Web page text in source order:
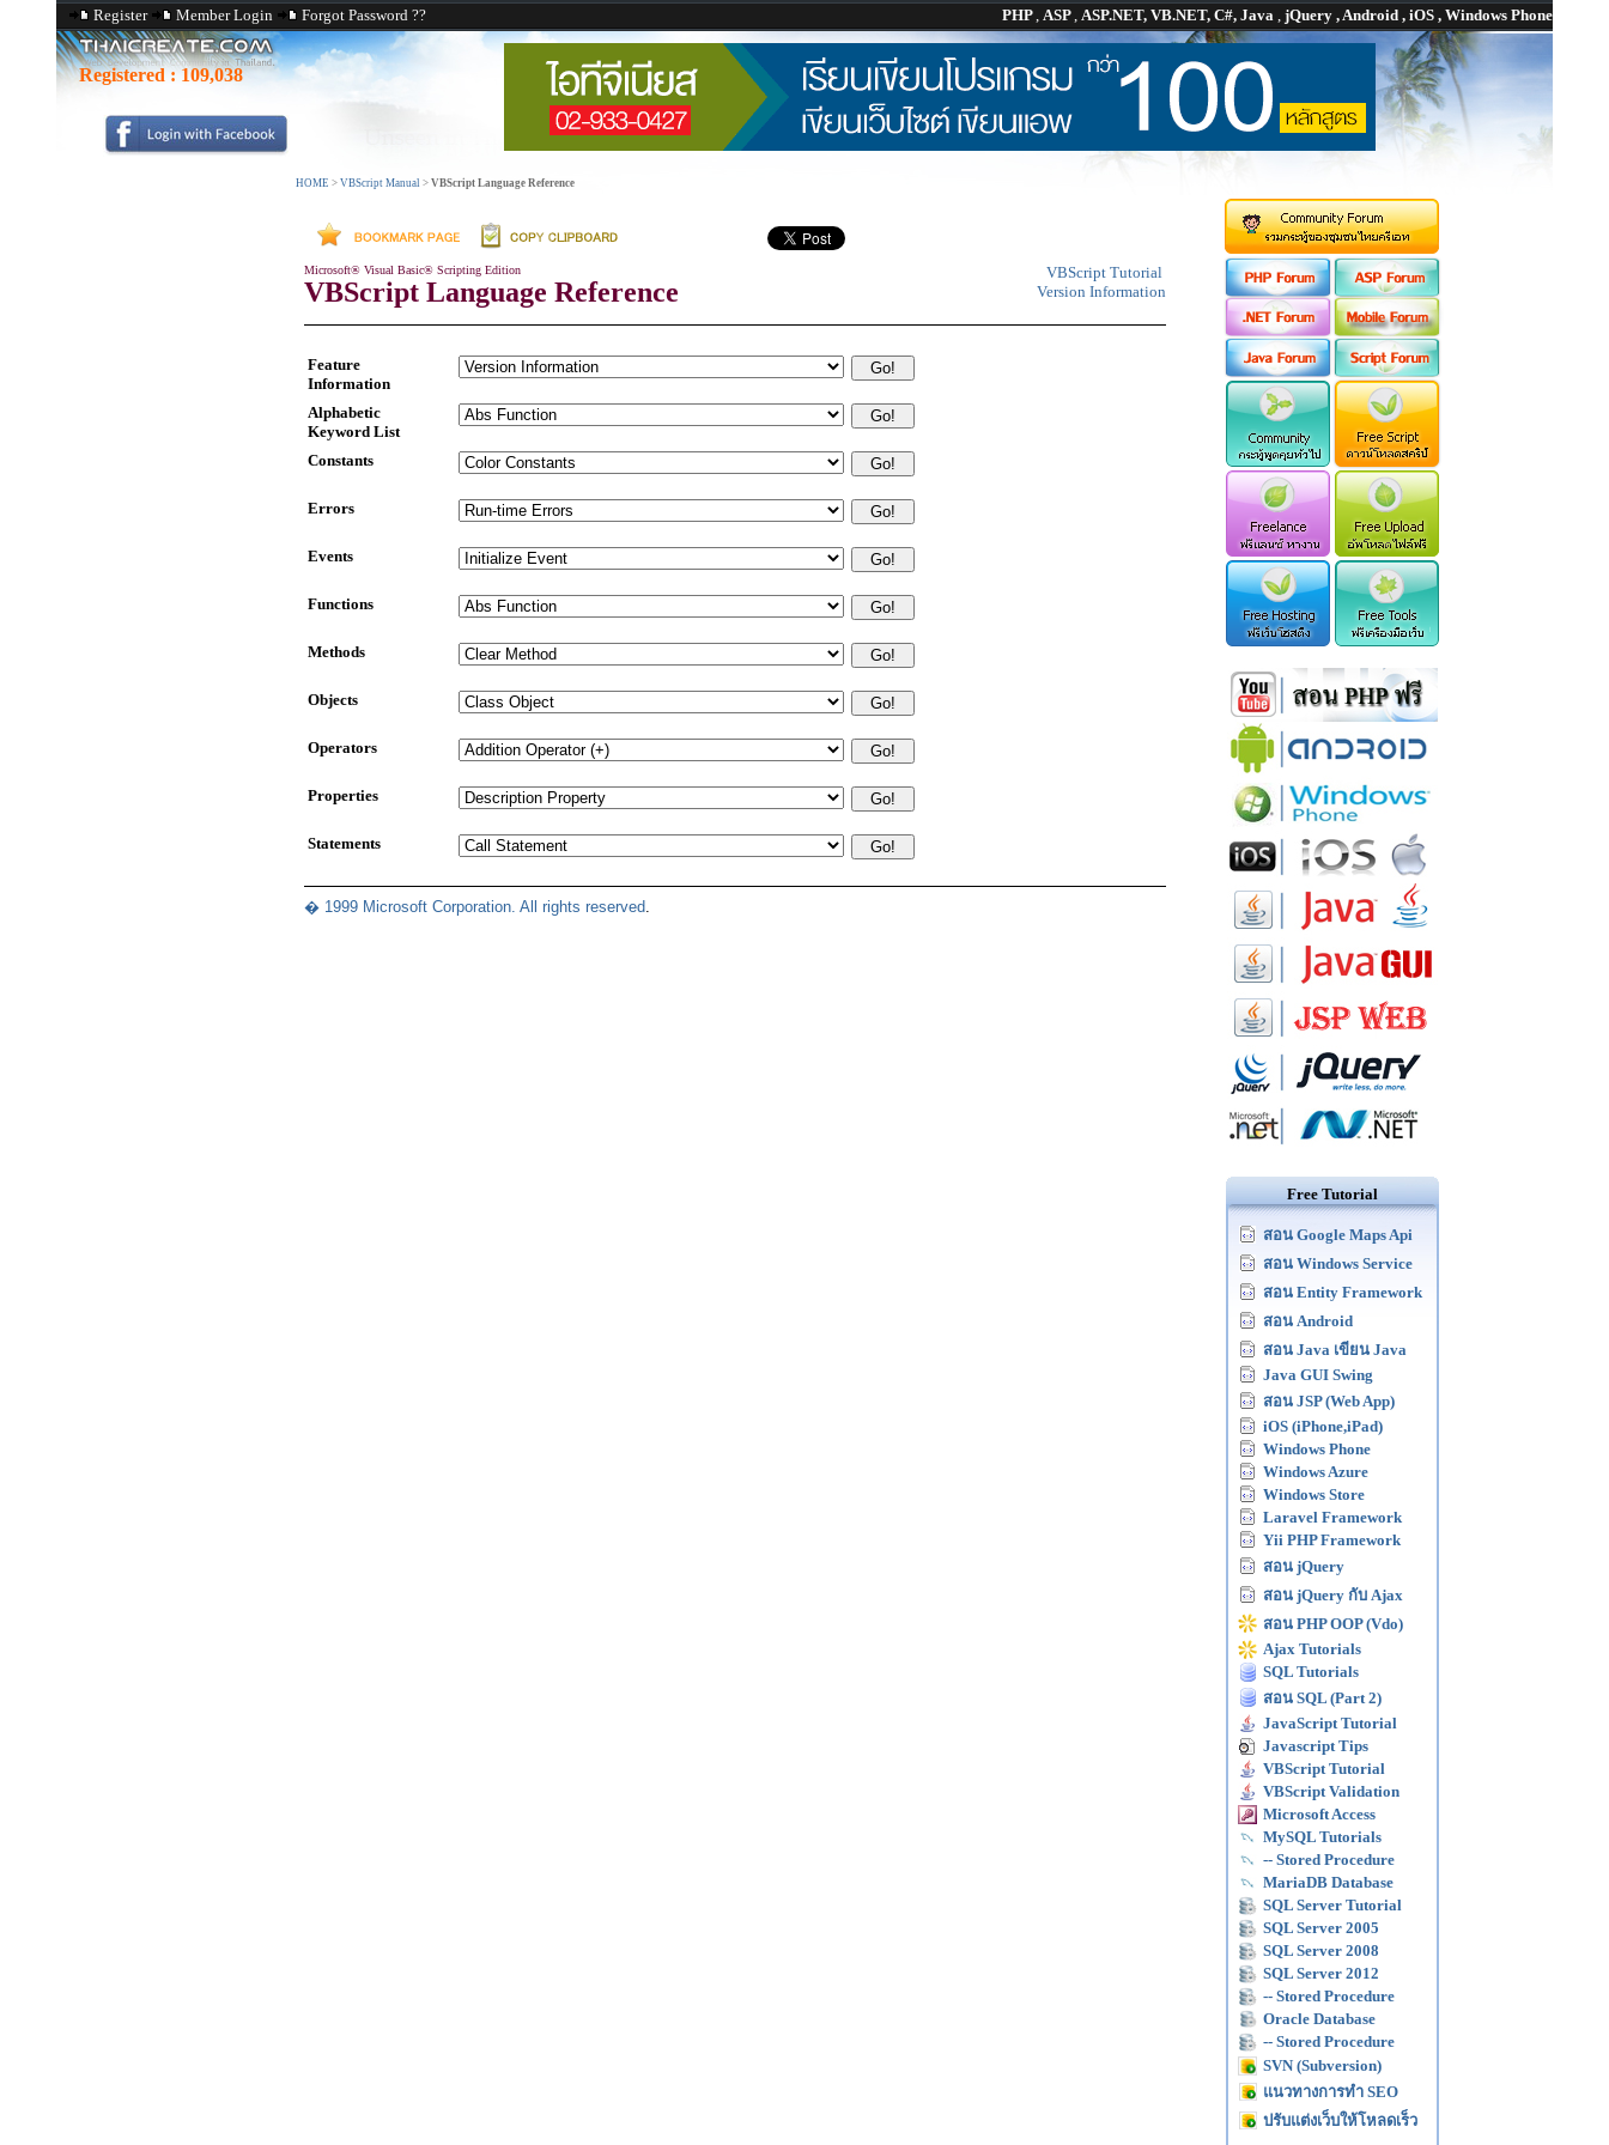
Register Member Login Forgot Password ?? PHP, ASP, ASP.NET, VB.NET, C#, Java , jQuery , Android , iOS , Windows Phone
Registered : 109,038
HOME > VBScript Manual > VBScript Language Reference
Microsoft® Visual Basic® Scripting Edition
VBScript Language Reference
VBScript Tutorial
Version Information
Feature
Information
Alphabetic
Keyword List
Constants
Errors
Events
Functions
Methods
Objects
Operators
Properties
Statements
� 1999 Microsoft Corporation. All rights reserved.
Free Tutorial
สอน Google Maps Api
สอน Windows Service
สอน Entity Framework
สอน Android
สอน Java เขียน Java
Java GUI Swing
สอน JSP (Web App)
iOS (iPhone,iPad)
Windows Phone
Windows Azure
Windows Store
Laravel Framework
Yii PHP Framework
สอน jQuery
สอน jQuery กับ Ajax
สอน PHP OOP (Vdo)
Ajax Tutorials
SQL Tutorials
สอน SQL (Part 2)
JavaScript Tutorial
Javascript Tips
VBScript Tutorial
VBScript Validation
Microsoft Access
MySQL Tutorials
-- Stored Procedure
MariaDB Database
SQL Server Tutorial
SQL Server 2005
SQL Server 2008
SQL Server 2012
-- Stored Procedure
Oracle Database
-- Stored Procedure
SVN (Subversion)
แนวทางการทำ SEO
ปรับแต่งเว็บให้โหลดเร็ว